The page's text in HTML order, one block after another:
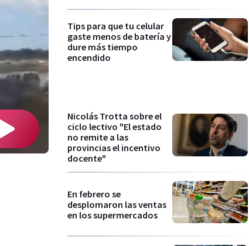
Tips para que tu celular
gaste menos de batería y
dure más tiempo
encendido
Nicolás Trotta sobre el
ciclo lectivo "El estado
no remite a las
provincias el incentivo
docente"
En febrero se
desplomaron las ventas
en los supermercados